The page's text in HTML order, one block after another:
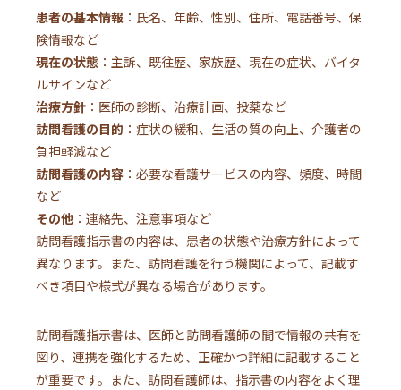
患者の基本情報 ：氏名、年齢、性別、住所、電話番号、保
険情報など
現在の状態 ：主訴、既往歴、家族歴、現在の症状、バイタ
ルサインなど
治療方針 ：医師の診断、治療計画、投薬など
訪問看護の目的 ：症状の緩和、生活の質の向上、介護者の
負担軽減など
訪問看護の内容 ：必要な看護サービスの内容、頻度、時間
など
その他 ：連絡先、注意事項など
訪問看護指示書の内容は、患者の状態や治療方針によって
異なります。また、訪問看護を行う機関によって、記載す
べき項目や様式が異なる場合があります。
訪問看護指示書は、医師と訪問看護師の間で情報の共有を
図り、連携を強化するため、正確かつ詳細に記載すること
が重要です。また、訪問看護師は、指示書の内容をよく理